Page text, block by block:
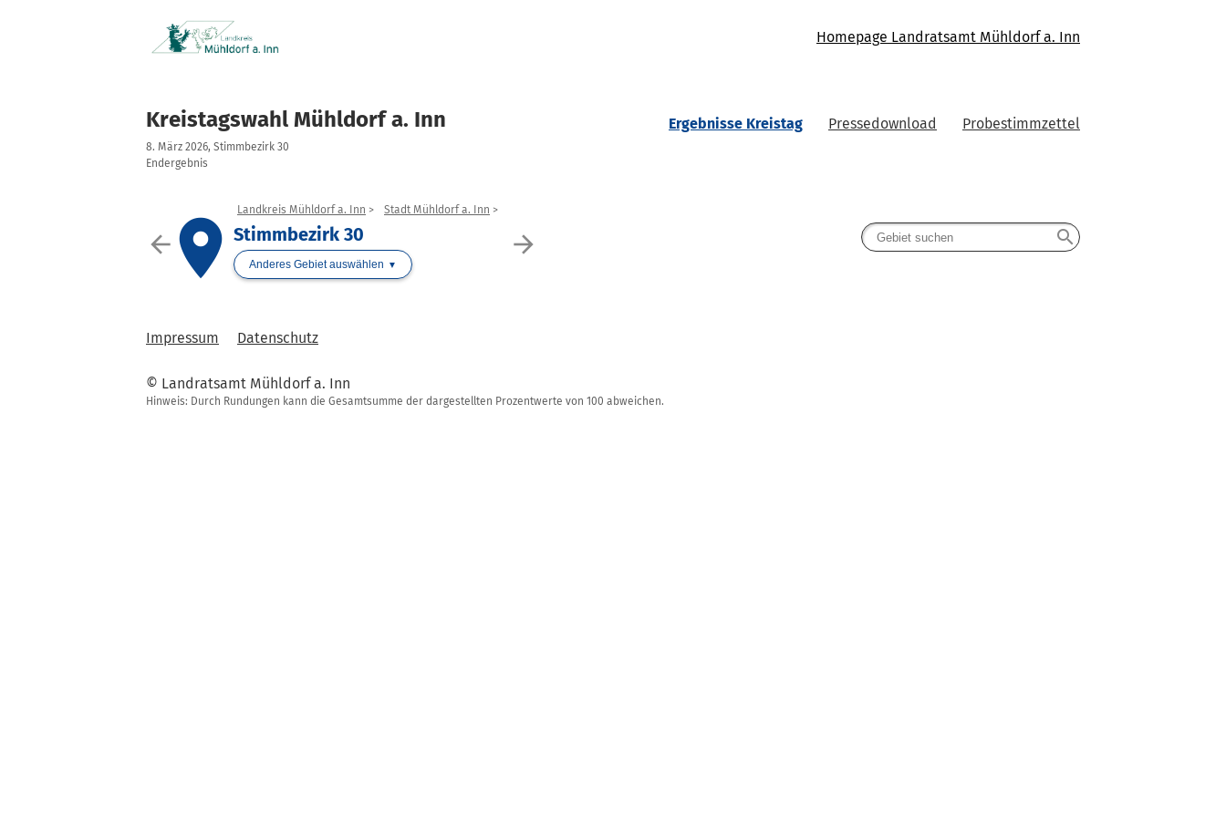
Homepage Landratsamt Mühldorf a. Inn
Kreistagswahl Mühldorf a. Inn
8. März 2026, Stimmbezirk 30
Endergebnis
Ergebnisse Kreistag Pressedownload Probestimmzettel
arrow_back arrow_forward
place
Landkreis Mühldorf a. Inn Stadt Mühldorf a. Inn
Stimmbezirk 30
Anderes Gebiet auswählen
search
Impressum Datenschutz
© Landratsamt Mühldorf a. Inn
Hinweis: Durch Rundungen kann die Gesamtsumme der dargestellten Prozentwerte von 100 abweichen.